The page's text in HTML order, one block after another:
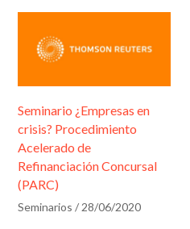
i
c
i
ó
n
*
Seminario ¿Empresas en
crisis? Procedimiento
Acelerado de
Refinanciación Concursal
(PARC)
Seminarios / 28/06/2020